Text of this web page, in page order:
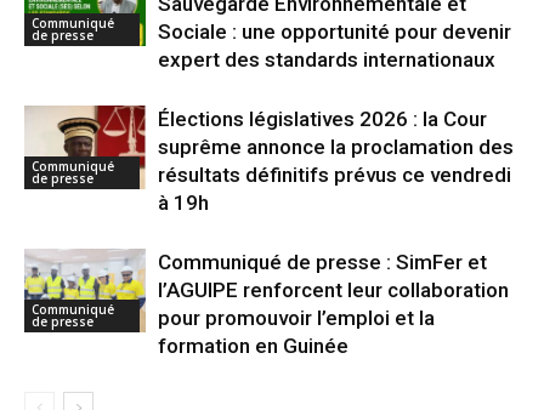
Communiqué
de presse
Sociale : une opportunité pour devenir
expert des standards internationaux
Communiqué
de presse
Élections législatives 2026 : la Cour
suprême annonce la proclamation des
résultats définitifs prévus ce vendredi
à 19h
Communiqué
de presse
Communiqué de presse : SimFer et
l’AGUIPE renforcent leur collaboration
pour promouvoir l’emploi et la
formation en Guinée